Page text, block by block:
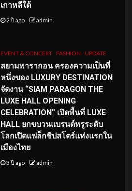
เกาหลีใต้
2 ปี ago admin
EVENT & CONCERT FASHION UPDATE
สยามพารากอน ครองความเป็นที่
หนึ่งของ LUXURY DESTINATION
จัดงาน “SIAM PARAGON THE
LUXE HALL OPENING
CELEBRATION” เปิดพื้นที่ LUXE
HALL ยกขบวนแบรนด์หรูระดับ
โลกเปิดแฟล็กชิปสโตร์แห่งแรกใน
เมืองไทย
3 ปี ago admin